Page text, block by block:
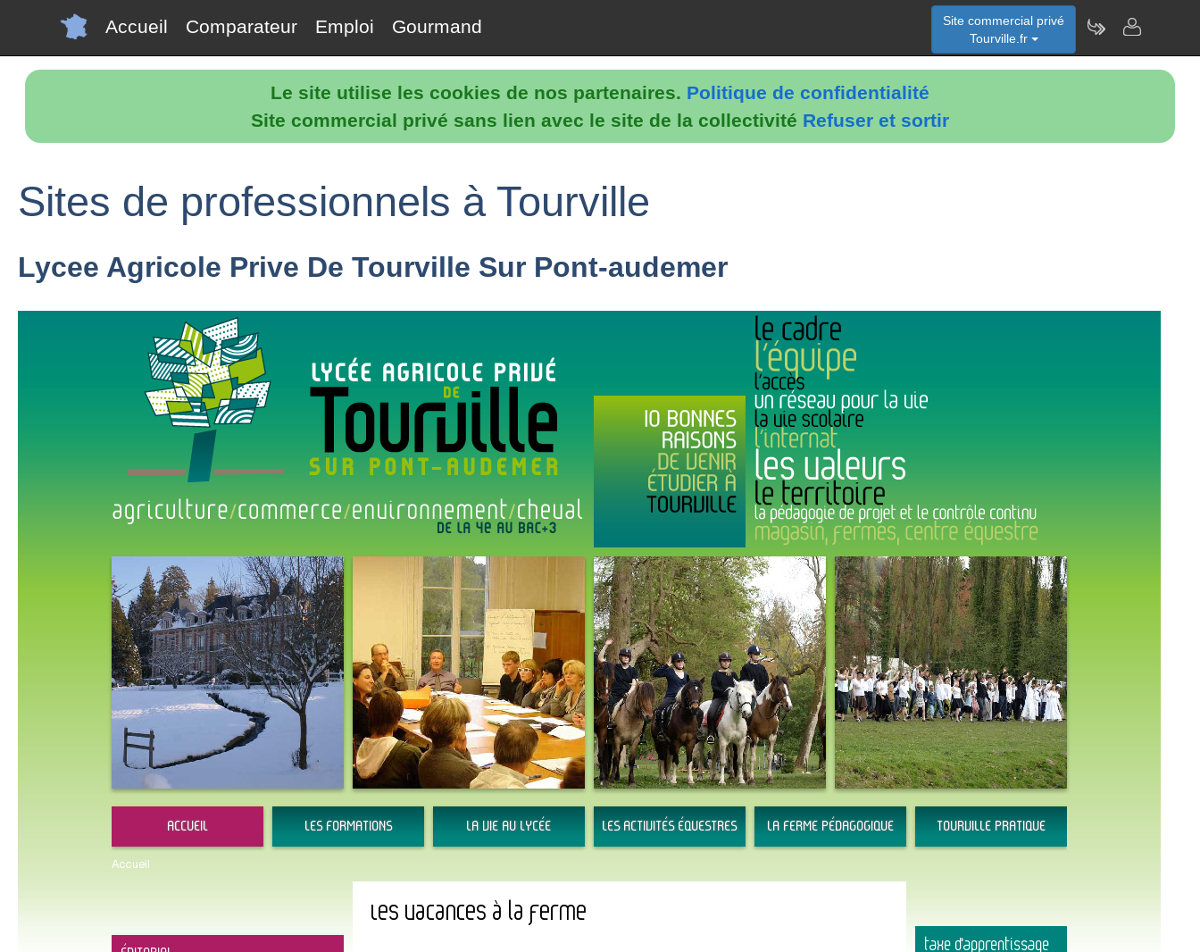
Le site utilise les cookies de nos partenaires. Politique de confidentialité
Site commercial privé sans lien avec le site de la collectivité Refuser et sortir
Accueil Comparateur Emploi Gourmand
Site commercial privé
Tourville.fr
Sites de professionnels à Tourville
Lycee Agricole Prive De Tourville Sur Pont-audemer